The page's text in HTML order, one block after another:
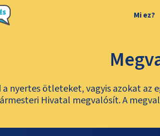
Mi ez?
nyertes ötleteket, vagyis azokat az
Hivatal megvalósít. A